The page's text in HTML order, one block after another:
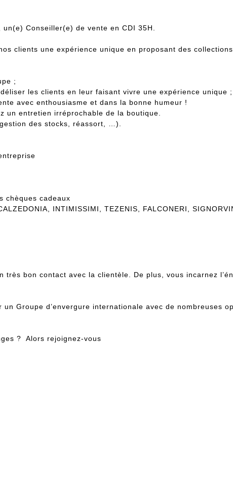
Conseiller(e) de vente en CDI 35H.
clients une expérience unique en proposant des
;
les clients en leur faisant vivre une expérience unique ;
avec enthousiasme et dans la bonne humeur !
un entretien irréprochable de la boutique.
des stocks, réassort, …).
chèques cadeaux
INTIMISSIMI, TEZENIS, FALCONERI,
très bon contact avec la clientèle. De plus, vous incarnez
Groupe d’envergure internationale avec de nombreuses
? Alors rejoignez-vous